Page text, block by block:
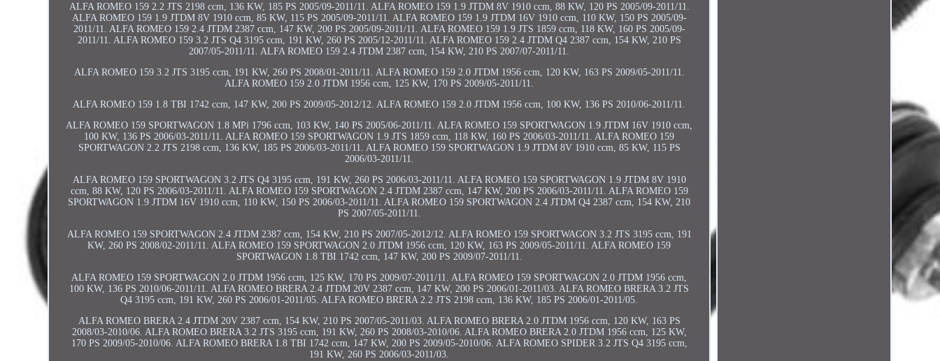
ALFA ROMEO 159 2.2 JTS 2198 ccm, 136 KW, 185 PS 2005/09-2011/11. ALFA ROMEO 159 1.9 JTDM 8V 1910 ccm, 88 KW, 120 PS 2005/09-2011/11.
ALFA ROMEO 159 1.9 JTDM 8V 1910 ccm, 85 KW, 115 PS 2005/09-2011/11. ALFA ROMEO 159 1.9 JTDM 16V 1910 ccm, 110 KW, 150 PS 2005/09-
2011/11. ALFA ROMEO 159 2.4 JTDM 2387 ccm, 147 KW, 200 PS 2005/09-2011/11. ALFA ROMEO 159 1.9 JTS 1859 ccm, 118 KW, 160 PS 2005/09-
2011/11. ALFA ROMEO 159 3.2 JTS Q4 3195 ccm, 191 KW, 260 PS 2005/12-2011/11. ALFA ROMEO 159 2.4 JTDM Q4 2387 ccm, 154 KW, 210 PS
2007/05-2011/11. ALFA ROMEO 159 2.4 JTDM 2387 ccm, 154 KW, 210 PS 2007/07-2011/11.
ALFA ROMEO 159 3.2 JTS 3195 ccm, 191 KW, 260 PS 2008/01-2011/11. ALFA ROMEO 159 2.0 JTDM 1956 ccm, 120 KW, 163 PS 2009/05-2011/11.
ALFA ROMEO 159 2.0 JTDM 1956 ccm, 125 KW, 170 PS 2009/05-2011/11.
ALFA ROMEO 159 1.8 TBI 1742 ccm, 147 KW, 200 PS 2009/05-2012/12. ALFA ROMEO 159 2.0 JTDM 1956 ccm, 100 KW, 136 PS 2010/06-2011/11.
ALFA ROMEO 159 SPORTWAGON 1.8 MPi 1796 ccm, 103 KW, 140 PS 2005/06-2011/11. ALFA ROMEO 159 SPORTWAGON 1.9 JTDM 16V 1910 ccm,
100 KW, 136 PS 2006/03-2011/11. ALFA ROMEO 159 SPORTWAGON 1.9 JTS 1859 ccm, 118 KW, 160 PS 2006/03-2011/11. ALFA ROMEO 159
SPORTWAGON 2.2 JTS 2198 ccm, 136 KW, 185 PS 2006/03-2011/11. ALFA ROMEO 159 SPORTWAGON 1.9 JTDM 8V 1910 ccm, 85 KW, 115 PS
2006/03-2011/11.
ALFA ROMEO 159 SPORTWAGON 3.2 JTS Q4 3195 ccm, 191 KW, 260 PS 2006/03-2011/11. ALFA ROMEO 159 SPORTWAGON 1.9 JTDM 8V 1910
ccm, 88 KW, 120 PS 2006/03-2011/11. ALFA ROMEO 159 SPORTWAGON 2.4 JTDM 2387 ccm, 147 KW, 200 PS 2006/03-2011/11. ALFA ROMEO 159
SPORTWAGON 1.9 JTDM 16V 1910 ccm, 110 KW, 150 PS 2006/03-2011/11. ALFA ROMEO 159 SPORTWAGON 2.4 JTDM Q4 2387 ccm, 154 KW, 210
PS 2007/05-2011/11.
ALFA ROMEO 159 SPORTWAGON 2.4 JTDM 2387 ccm, 154 KW, 210 PS 2007/05-2012/12. ALFA ROMEO 159 SPORTWAGON 3.2 JTS 3195 ccm, 191
KW, 260 PS 2008/02-2011/11. ALFA ROMEO 159 SPORTWAGON 2.0 JTDM 1956 ccm, 120 KW, 163 PS 2009/05-2011/11. ALFA ROMEO 159
SPORTWAGON 1.8 TBI 1742 ccm, 147 KW, 200 PS 2009/07-2011/11.
ALFA ROMEO 159 SPORTWAGON 2.0 JTDM 1956 ccm, 125 KW, 170 PS 2009/07-2011/11. ALFA ROMEO 159 SPORTWAGON 2.0 JTDM 1956 ccm,
100 KW, 136 PS 2010/06-2011/11. ALFA ROMEO BRERA 2.4 JTDM 20V 2387 ccm, 147 KW, 200 PS 2006/01-2011/03. ALFA ROMEO BRERA 3.2 JTS
Q4 3195 ccm, 191 KW, 260 PS 2006/01-2011/05. ALFA ROMEO BRERA 2.2 JTS 2198 ccm, 136 KW, 185 PS 2006/01-2011/05.
ALFA ROMEO BRERA 2.4 JTDM 20V 2387 ccm, 154 KW, 210 PS 2007/05-2011/03. ALFA ROMEO BRERA 2.0 JTDM 1956 ccm, 120 KW, 163 PS
2008/03-2010/06. ALFA ROMEO BRERA 3.2 JTS 3195 ccm, 191 KW, 260 PS 2008/03-2010/06. ALFA ROMEO BRERA 2.0 JTDM 1956 ccm, 125 KW,
170 PS 2009/05-2010/06. ALFA ROMEO BRERA 1.8 TBI 1742 ccm, 147 KW, 200 PS 2009/05-2010/06. ALFA ROMEO SPIDER 3.2 JTS Q4 3195 ccm,
191 KW, 260 PS 2006/03-2011/03.